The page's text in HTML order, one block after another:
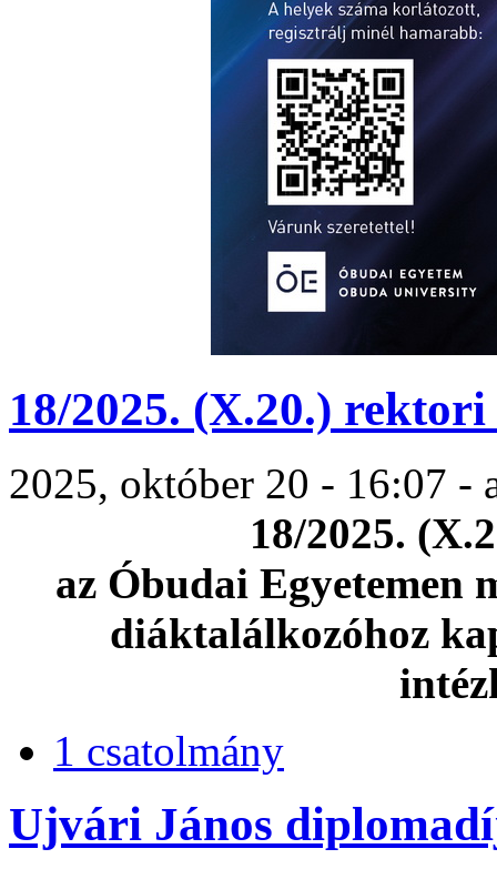
18/2025. (X.20.)
2025, október 20 - 16:07 -
18/2025.
az Óbudai Egyetemen
diáktalálkozóhoz
1 csatolmány
Ujvári János